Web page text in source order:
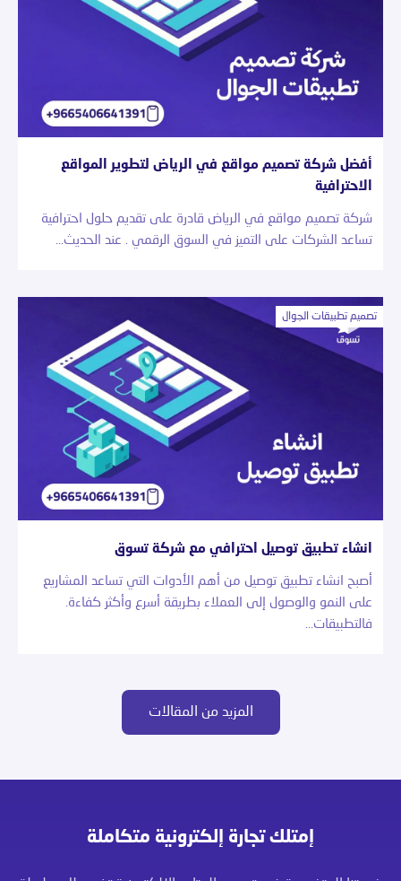
أفضل شركة تصميم مواقع في الرياض لتطوير المواقع
الاحترافية
شركة تصميم مواقع في الرياض قادرة على تقديم حلول احترافية
تساعد الشركات على التميز في السوق الرقمي . عند الحديث…
تصميم تطبيقات الجوال
انشاء تطبيق توصيل احترافي مع شركة تسوق
أصبح انشاء تطبيق توصيل من أهم الأدوات التي تساعد المشاريع
على النمو والوصول إلى العملاء بطريقة أسرع وأكثر كفاءة.
فالتطبيقات…
المزيد من المقالات
إمتلك تجارة إلكترونية متكاملة